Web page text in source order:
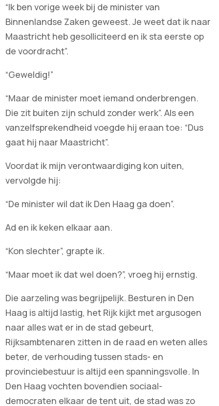
“Ik ben vorige week bij de minister van
Binnenlandse Zaken geweest. Je weet dat ik naar
Maastricht heb gesolliciteerd en ik sta eerste op
de voordracht”.
“Geweldig!”
“Maar de minister moet iemand onderbrengen.
Die zit buiten zijn schuld zonder werk”. Als een
vanzelfsprekendheid voegde hij eraan toe: “Dus
gaat hij naar Maastricht”.
Voordat ik mijn verontwaardiging kon uiten,
vervolgde hij:
“De minister wil dat ik Den Haag ga doen”.
Ad en ik keken elkaar aan.
“Kon slechter”, grapte ik.
“Maar moet ik dat wel doen?”, vroeg hij ernstig.
Die aarzeling was begrijpelijk. Besturen in Den
Haag is altijd lastig, het Rijk kijkt met argusogen
naar alles wat er in de stad gebeurt,
Rijksambtenaren zitten in de raad en weten alles
beter, de verhouding tussen stads- en
provinciebestuur is altijd een spanningsvolle. In
Den Haag vochten bovendien sociaal-
democraten elkaar de tent uit, de stad was zo